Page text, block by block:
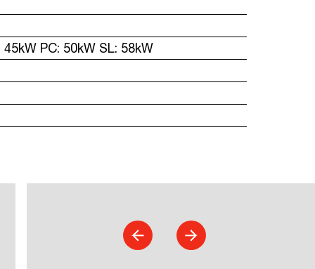
PC: 50kW SL: 58kW